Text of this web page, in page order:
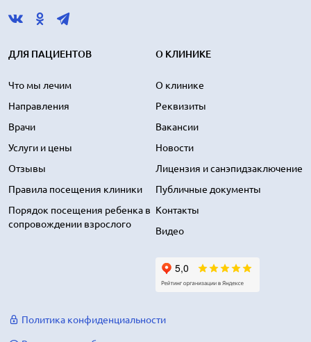
ДЛЯ ПАЦИЕНТОВ
Что мы лечим
Направления
Врачи
Услуги и цены
Отзывы
Правила посещения клиники
Порядок посещения ребенка в
сопровождении взрослого
О КЛИНИКЕ
О клинике
Реквизиты
Вакансии
Новости
Лицензия и санэпидзаключение
Публичные документы
Контакты
Видео
Политика конфиденциальности